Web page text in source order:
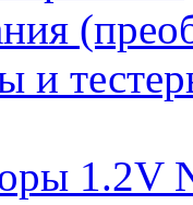
и
1.2V